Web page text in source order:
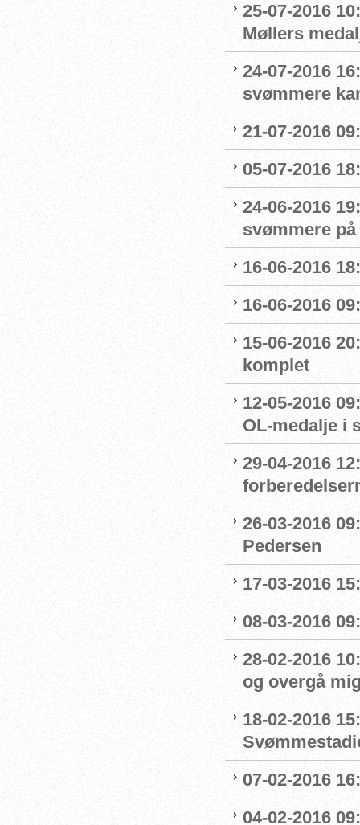
25-07-2016
Møllers
24-07-2016
svømmere
21-07-2016
05-07-2016
24-06-2016
svømmere
16-06-2016
16-06-2016
15-06-2016
komplet
12-05-2016
OL-medalje i
29-04-2016
26-03-2016
Pedersen
17-03-2016
08-03-2016
28-02-2016
og overgå
18-02-2016
07-02-2016
04-02-2016